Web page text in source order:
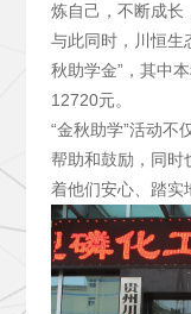
炼自己，不断成长
与此同时，川恒生
秋助学金”，其中
12720元。
“金秋助学”活动不
帮助和鼓励，同时
着他们安心、踏实